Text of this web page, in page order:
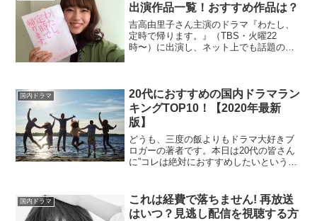
出演作品一覧！おすすめ作品は？
吉高由里子さん主演のドラマ『わたし、
定時で帰ります。』（TBS・火曜22
時〜）に出演し、ネット上でも話題の女
国内ドラマ
20代におすすめの国内ドラマラン
キングTOP10！【2020年最新
版】
どうも、三度の飯よりもドラマ大好きブ
ロガーの著者です。本日は20代の皆さん
に”コレは絶対におすすめしたいというド
の皆さんにも楽しめる内容になっている
と思うので、20...
国内ドラマ
これは経費で落ちません! 再放送
はいつ？見逃し配信を視聴する方